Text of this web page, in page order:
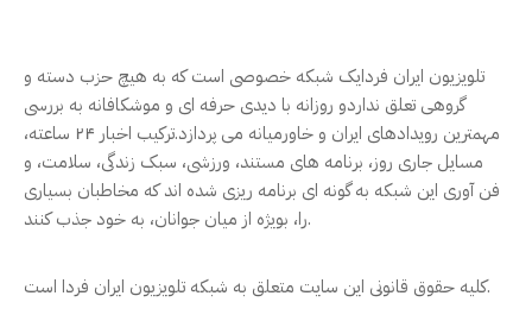
تلویزیون ایران فردایک شبکه خصوصی است که به هیچ حزب دسته و
گروهی تعلق نداردو روزانه با دیدی حرفه ای و موشکافانه به بررسی
مهمترین رویدادهای ایران و خاورمیانه می پردازد.ترکیب اخبار ۲۴ ساعته،
مسایل جاری روز، برنامه های مستند، ورزشی، سبک زندگی، سلامت، و
فن آوری این شبکه به گونه ای برنامه ریزی شده اند که مخاطبان بسیاری
را، بویژه از میان جوانان، به خود جذب کنند.
کلیه حقوق قانونی این سایت متعلق به شبکه تلویزیون ایران فردا است.